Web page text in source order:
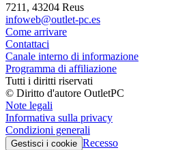
7211, 43204 Reus
infoweb@outlet-pc.es
Come arrivare
Contattaci
Canale interno di informazione
Programma di affiliazione
Tutti i diritti riservati
© Diritto d'autore OutletPC
Note legali
Informativa sulla privacy
Condizioni generali
Gestisci i cookie Recesso